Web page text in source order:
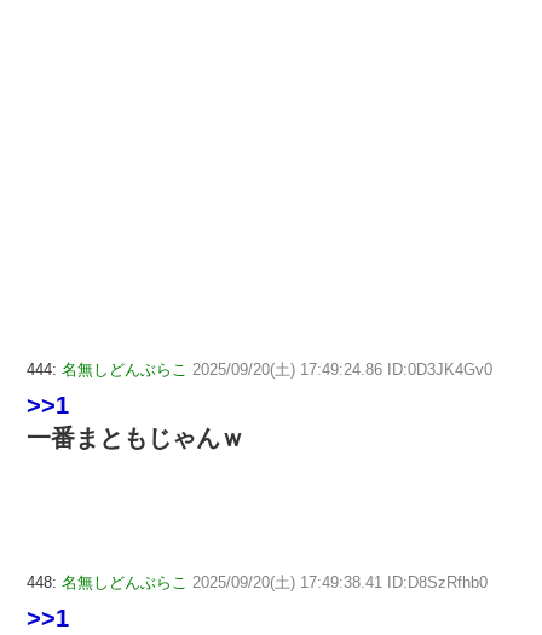
444: 名無しどんぶらこ 2025/09/20(土) 17:49:24.86 ID:0D3JK4Gv0
>>1
一番まともじゃんｗ
448: 名無しどんぶらこ 2025/09/20(土) 17:49:38.41 ID:D8SzRfhb0
>>1